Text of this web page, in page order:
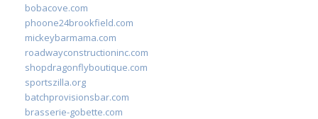
bobacove.com
phoone24brookfield.com
mickeybarmama.com
roadwayconstructioninc.com
shopdragonflyboutique.com
sportszilla.org
batchprovisionsbar.com
brasserie-gobette.com